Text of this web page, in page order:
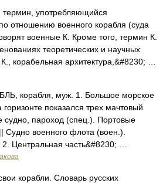
употребляющийся
отношению военного корабля (суда
военные К. Кроме того, термин К.
теоретических и научных
корабельная архитектура,&#8230; …
корабля, муж. 1. Большое морское
показался трех мачтовый
судно, пароход (спец.). Портовые
Судно военного флота (воен.).
Центральная часть&#8230; …
корабли. Словарь русских